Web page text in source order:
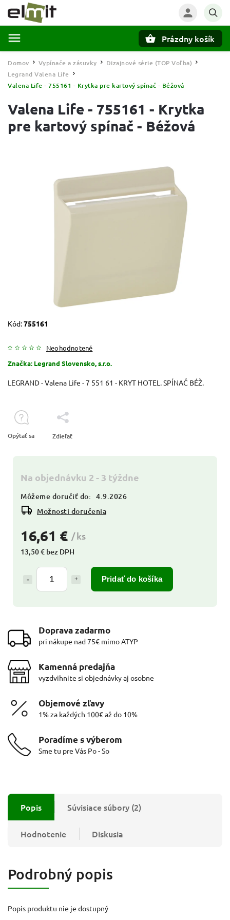
Prázdny košík
Domov / Vypínače a zásuvky / Dizajnové série (TOP Voľba) /
Legrand Valena Life /
Valena Life - 755161 - Krytka pre kartový spínač - Béžová
Valena Life - 755161 - Krytka
pre kartový spínač - Béžová
Kód:755161
Neohodnotené
Značka: Legrand Slovensko, s.r.o.
16,61 € / ks
13,50 € bez DPH
Pridať do košíka
Na objednávku 2 - 3 týždne
Môžeme doručiť do: 4.9.2026
Možnosti doručenia
LEGRAND - Valena Life - 7 551 61 - KRYT HOTEL. SPÍNAČ BÉŽ.
Opýtať sa Zdieľať
Doprava zadarmo
pri nákupe nad 75€ mimo ATYP
Kamenná predajňa
vyzdvihnite si objednávky aj osobne
Objemové zľavy
1% za každých 100€ až do 10%
Poradíme s výberom
Sme tu pre Vás Po - So
Popis Súvisiace súbory (2)
Hodnotenie Diskusia
Podrobný popis
Popis produktu nie je dostupný